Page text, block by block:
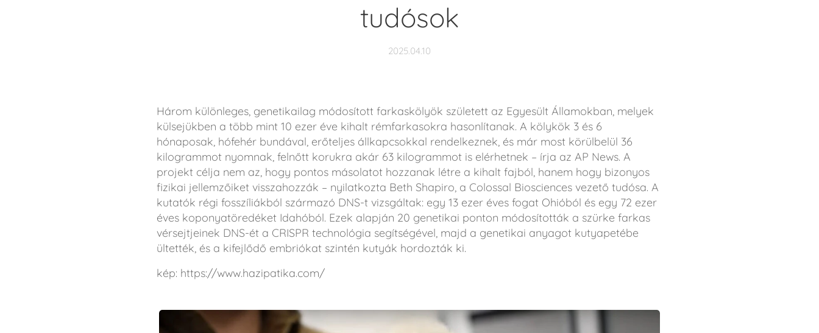
tudósok
2025.04.10
Három különleges, genetikailag módosított farkaskölyök született az Egyesült Államokban, melyek
külsejükben a több mint 10 ezer éve kihalt rémfarkasokra hasonlítanak. A kölykök 3 és 6
hónaposak, hófehér bundával, erőteljes állkapcsokkal rendelkeznek, és már most körülbelül 36
kilogrammot nyomnak, felnőtt korukra akár 63 kilogrammot is elérhetnek – írja az AP News. A
projekt célja nem az, hogy pontos másolatot hozzanak létre a kihalt fajból, hanem hogy bizonyos
fizikai jellemzőiket visszahozzák – nyilatkozta Beth Shapiro, a Colossal Biosciences vezető tudósa. A
kutatók régi fosszíliákból származó DNS-t vizsgáltak: egy 13 ezer éves fogat Ohióból és egy 72 ezer
éves koponyatöredéket Idahóból. Ezek alapján 20 genetikai ponton módosították a szürke farkas
vérsejtjeinek DNS-ét a CRISPR technológia segítségével, majd a genetikai anyagot kutyapetébe
ültették, és a kifejlődő embriókat szintén kutyák hordozták ki.
kép: https://www.hazipatika.com/